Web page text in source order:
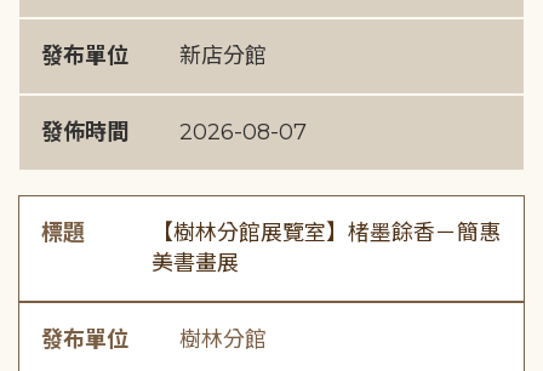
發布單位 新店分館
發佈時間 2026-08-07
標題
【樹林分館展覽室】楮墨餘香－簡惠
美書畫展
發布單位 樹林分館